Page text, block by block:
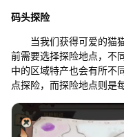
码头探险
当我们获得可爱的猫猫
前需要选择探险地点，不
中的区域特产也会有所不
点探险，而探险地点则是